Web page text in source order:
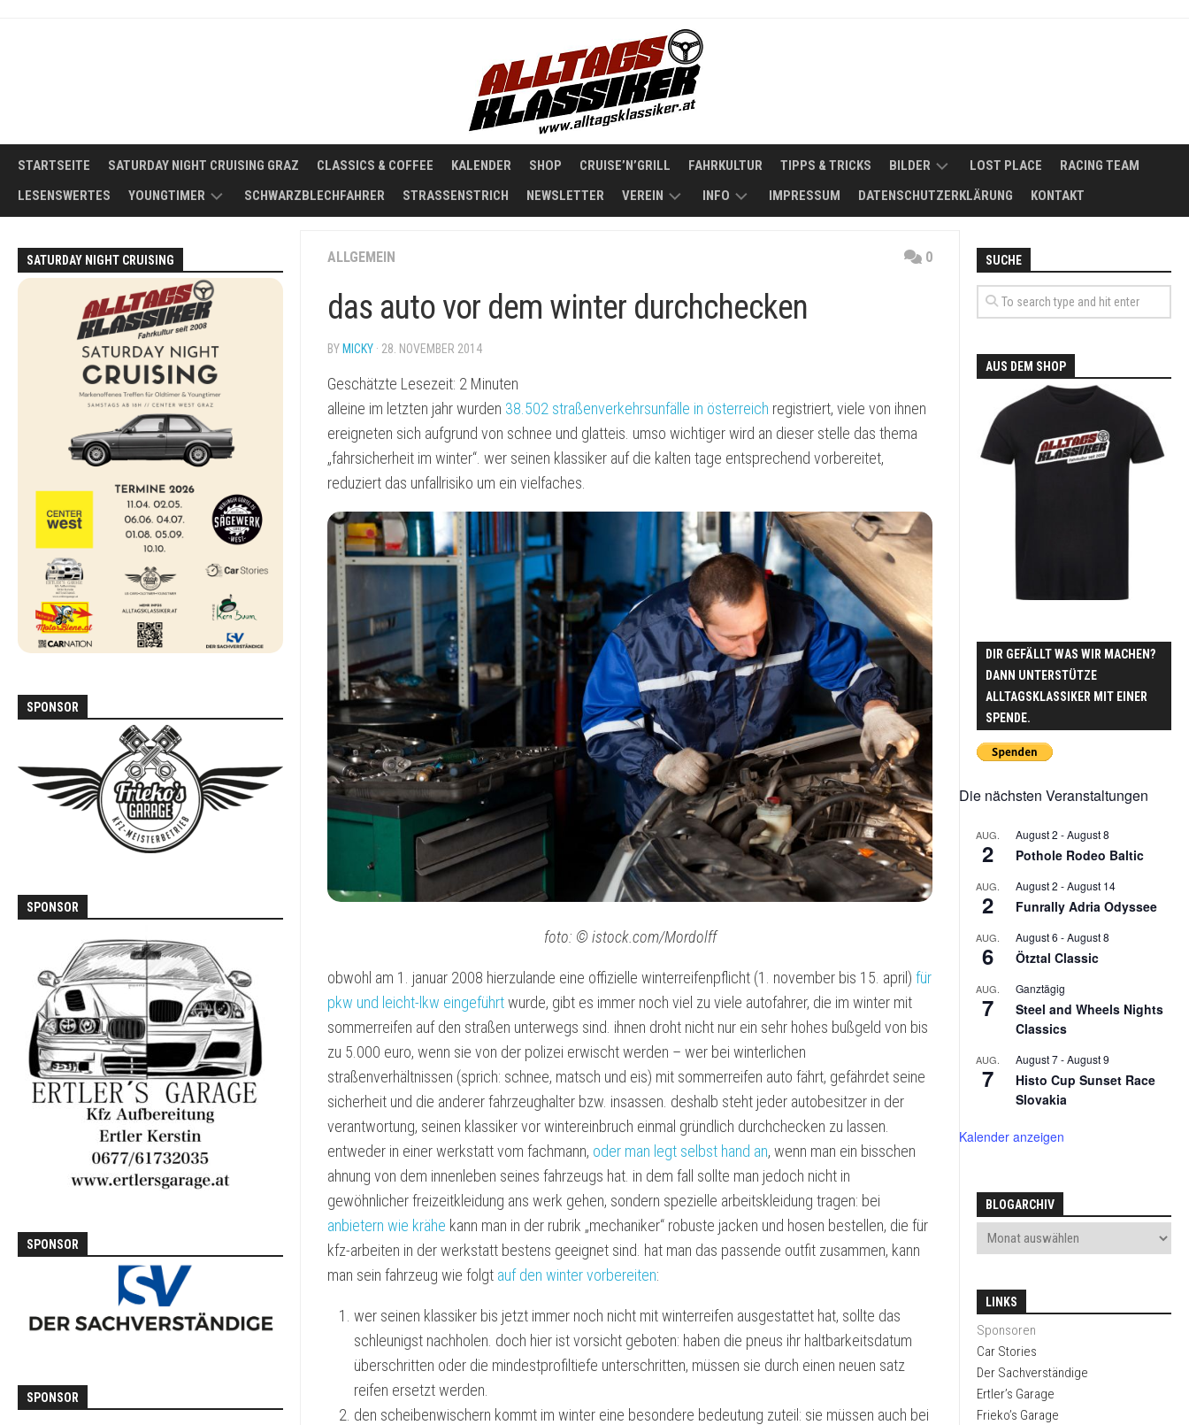
STARTSEITE SATURDAY NIGHT CRUISING GRAZ CLASSICS & COFFEE KALENDER SHOP CRUISE’N’GRILL FAHRKULTUR TIPPS & TRICKS BILDER
2008
2011
2016
2019
2021
2022
2024
2025
2026
LOST PLACE
RACING TEAM
LESENSWERTES
YOUNGTIMER
WAS
IST
EIN
YOUNGTIMER?
DER
IDEALE
YOUNGTIMER
FÜR
DEN
ALLTAG
FORD
MAZDA
MX-
5
NA
MERCEDES
W123
MERCEDES
PAJERO
L040
VOLKSWAGEN
T3
VOLVO
740
SCHWARZBLECHFAHRER STRASSENSTRICH NEWSLETTER VEREIN INFO
ALLTAGSKLASSIKER
–
DE
LUXE
VOLVO
–
323
MX-
V-
KAWASAKI
IMPRESSUM DATENSCHUTZERKLÄRUNG KONTAKT
ALLGEMEIN 0
das auto vor dem winter durchchecken
BY MICKY · 28. NOVEMBER 2014
Geschätzte Lesezeit: 2 Minuten
alleine im letzten jahr wurden 38.502 straßenverkehrsunfälle in österreich registriert, viele von ihnen
ereigneten sich aufgrund von schnee und glatteis. umso wichtiger wird an dieser stelle das thema
„fahrsicherheit im winter“. wer seinen klassiker auf die kalten tage entsprechend vorbereitet,
reduziert das unfallrisiko um ein vielfaches.
foto: © istock.com/Mordolff
obwohl am 1. januar 2008 hierzulande eine offizielle winterreifenpflicht (1. november bis 15. april) für
pkw und leicht-lkw eingeführtwurde, gibt es immer noch viel zu viele autofahrer, die im winter mit
sommerreifen auf den straßen unterwegs sind. ihnen droht nicht nur ein sehr hohes bußgeld von bis
zu 5.000 euro, wenn sie von der polizei erwischt werden – wer bei winterlichen
straßenverhältnissen (sprich: schnee, matsch und eis) mit sommerreifen auto fährt, gefährdet seine
sicherheit und die anderer fahrzeughalter bzw. insassen. deshalb steht jeder autobesitzer in der
verantwortung, seinen klassiker vor wintereinbruch einmal gründlich durchchecken zu lassen.
entweder in einer werkstatt vom fachmann, oder man legt selbst hand an, wenn man ein bisschen
ahnung von dem innenleben seines fahrzeugs hat. in dem fall sollte man jedoch nicht in
gewöhnlicher freizeitkleidung ans werk gehen, sondern spezielle arbeitskleidung tragen: bei
anbietern wie krähe kann man in der rubrik „mechaniker“ robuste jacken und hosen bestellen, die für
kfz-arbeiten in der werkstatt bestens geeignet sind. hat man das passende outfit zusammen, kann
man sein fahrzeug wie folgt auf den winter vorbereiten:
wer seinen klassiker bis jetzt immer noch nicht mit winterreifen ausgestattet hat, sollte das
schleunigst nachholen. doch hier ist vorsicht geboten: haben die pneus ihr haltbarkeitsdatum
überschritten oder die mindestprofiltiefe unterschritten, müssen sie durch einen neuen satz
reifen ersetzt werden.
den scheibenwischern kommt im winter eine besondere bedeutung zuteil: sie müssen auch bei
SATURDAY NIGHT CRUISING
SPONSOR
SPONSOR
SPONSOR
SPONSOR
SUCHE
AUS DEM SHOP
DIR GEFÄLLT WAS WIR MACHEN?
DANN UNTERSTÜTZE
ALLTAGSKLASSIKER MIT EINER
SPENDE.
Die nächsten Veranstaltungen
AUG.
2
August 2 -August 8
Pothole Rodeo Baltic
AUG.
2
August 2 -August 14
Funrally Adria Odyssee
AUG.
6
August 6 -August 8
Ötztal Classic
AUG.
7
Ganztägig
Steel and Wheels Nights
Classics
AUG.
7
August 7-August 9
Histo Cup Sunset Race
Slovakia
Kalender anzeigen
BLOGARCHIV
LINKS
Sponsoren
Car Stories
Der Sachverständige
Ertler’s Garage
Frieko’s Garage